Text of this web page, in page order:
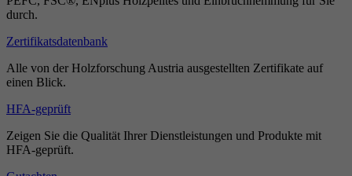
durch.
Zertifikatsdatenbank
Alle von der Holzforschung Austria ausgestellten Zertifikate auf
einen Blick.
HFA-geprüft
Zeigen Sie die Qualität Ihrer Dienstleistungen und Produkte mit
HFA-geprüft.